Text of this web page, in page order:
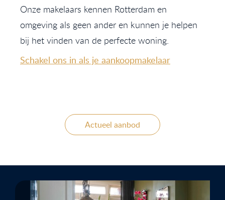
Onze makelaars kennen Rotterdam en
omgeving als geen ander en kunnen je helpen
bij het vinden van de perfecte woning.
Schakel ons in als je aankoopmakelaar
Actueel aanbod